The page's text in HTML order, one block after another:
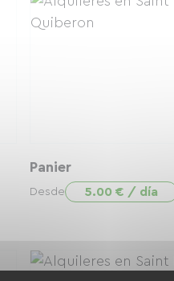
Panier
Desde 5.00 € / día